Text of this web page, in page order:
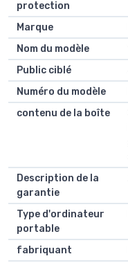
protection
Marque
Nom du modèle
Public ciblé
Numéro du modèle
contenu de la boîte
Description de la
garantie
Type d'ordinateur
portable
fabriquant